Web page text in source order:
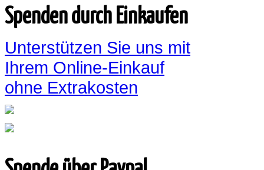
Spenden durch Einkaufen
Unterstützen Sie uns mit
Ihrem Online-Einkauf
ohne Extrakosten